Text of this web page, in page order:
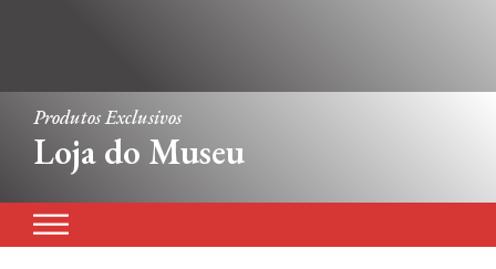
Produtos Exclusivos
Loja do Museu